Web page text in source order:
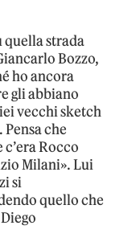
quella strada
Bozzo,
ho ancora
gli abbiano
vecchi sketch
che
Rocco
Milani». Lui
si
quello che